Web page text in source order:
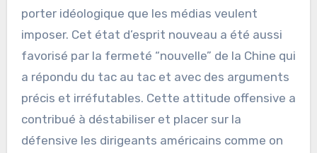
porter idéologique que les médias veulent
imposer. Cet état d’esprit nouveau a été aussi
favorisé par la fermeté “nouvelle” de la Chine qui
a répondu du tac au tac et avec des arguments
précis et irréfutables. Cette attitude offensive a
contribué à déstabiliser et placer sur la
défensive les dirigeants américains comme on